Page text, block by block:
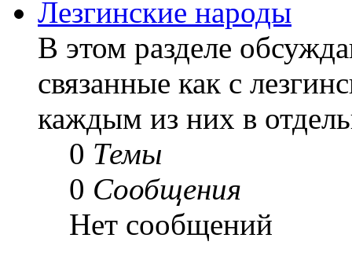
Лезгинские народы
В этом разделе
связанные как с
каждым из них в
0 Темы
0 Сообщения
Нет сообщений